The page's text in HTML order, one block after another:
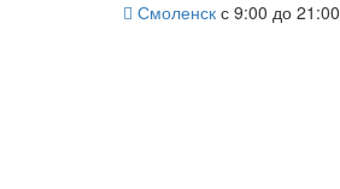
Смоленск с 9:00 до 21:00